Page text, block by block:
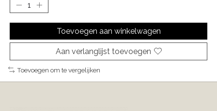
Toevoegen aan winkelwagen
Aan verlanglijst toevoegen
Toevoegen om te vergelijken